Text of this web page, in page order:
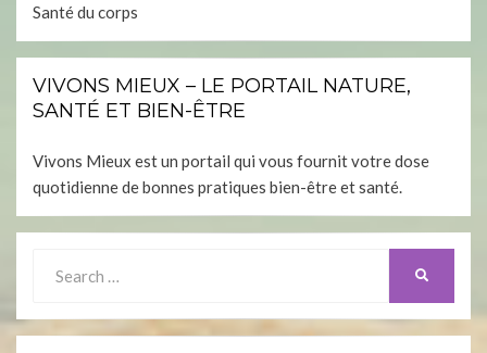
Santé du corps
VIVONS MIEUX – LE PORTAIL NATURE,
SANTÉ ET BIEN-ÊTRE
Vivons Mieux est un portail qui vous fournit votre dose
quotidienne de bonnes pratiques bien-être et santé.
for: